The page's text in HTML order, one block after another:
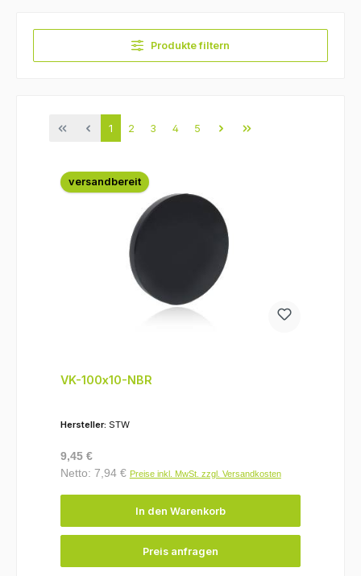
Produkte filtern
Seite
1 Seite
2 Seite
3 Seite
4 Seite
5
versandbereit
VK-100x10-NBR
Hersteller: STW
Regulärer Preis:
9,45 €
Netto: 7,94 € Preise inkl. MwSt. zzgl. Versandkosten
In den Warenkorb
Preis anfragen